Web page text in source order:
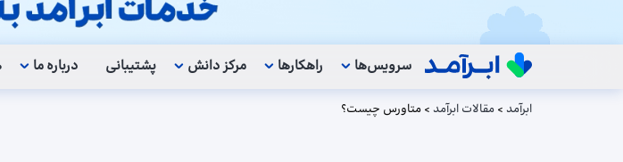
سرویس‌ها راهکار‌ها مرکز دانش پشتیبانی درباره ما
ابرآمد > مقالات ابرآمد > متاورس چیست؟